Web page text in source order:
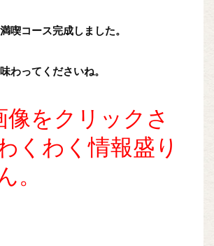
喫コース完成しました。
わってくださいね。
像をクリックさ
くわく情報盛り
。